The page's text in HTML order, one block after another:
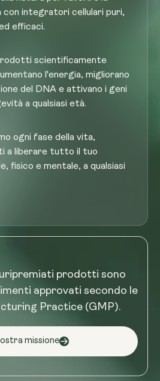
con integratori cellulari puri,
efficaci.
scientificamente
l'energia, migliorano
del DNA e attivano i geni
a qualsiasi età.
ogni fase della vita,
a liberare tutto il tuo
fisico e mentale, a qualsiasi
prodotti sono
approvati secondo le
Practice (GMP).
missione